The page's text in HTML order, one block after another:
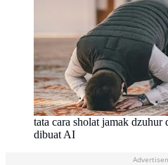
tata cara sholat jamak dzuhur
dibuat AI